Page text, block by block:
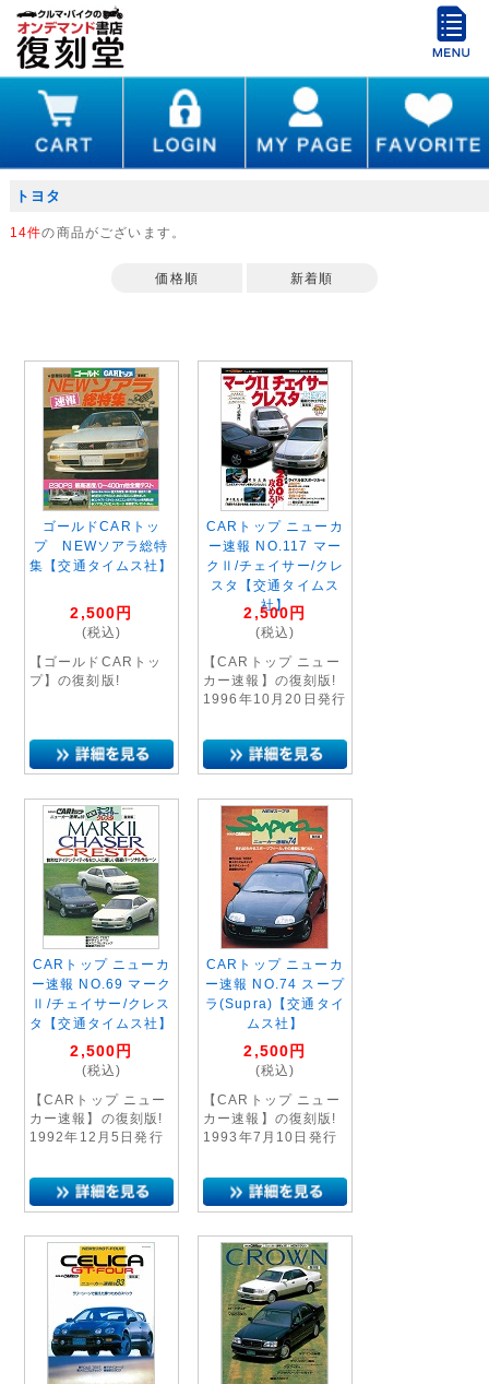
トヨタ
14件の商品がございます。
価格順 新着順
ゴールドCARトッ
プ NEWソアラ総特
集【交通タイムス社】
2,500 円
(税込)
【ゴールドCARトッ
プ】の復刻版!
CARトップ ニューカ
ー速報 NO.117 マー
クⅡ/チェイサー/クレ
スタ【交通タイムス
社】
2,500 円
(税込)
【CARトップ ニュー
カー速報】の復刻版!
1996年10月20日発行
CARトップ ニューカ
ー速報 NO.69 マーク
Ⅱ/チェイサー/クレス
タ【交通タイムス社】
2,500 円
(税込)
【CARトップ ニュー
カー速報】の復刻版!
1992年12月5日発行
CARトップ ニューカ
ー速報 NO.74 スープ
ラ(Supra)【交通タイ
ムス社】
2,500 円
(税込)
【CARトップ ニュー
カー速報】の復刻版!
1993年7月10日発行